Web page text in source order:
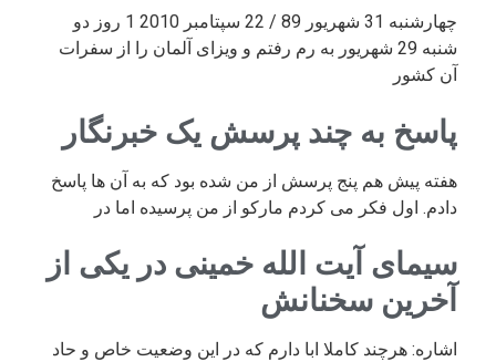
چهارشنبه 31 شهریور 89 / 22 سپتامبر 2010 1 روز دو
شنبه 29 شهریور به رم رفتم و ویزای آلمان را از سفرات
آن کشور
پاسخ به چند پرسش یک خبرنگار
هفته پیش هم پنج پرسش از من شده بود که به آن ها پاسخ
دادم. اول فکر می کردم مارکو از من پرسیده اما در
سیمای آیت الله خمینی در یکی از
آخرین سخنانش
اشاره: هرچند کاملا ابا دارم که در این وضعیت خاص و حاد